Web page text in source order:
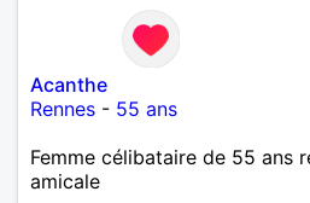
Acanthe
Rennes - 55 ans
Femme célibataire de 55 ans
amicale